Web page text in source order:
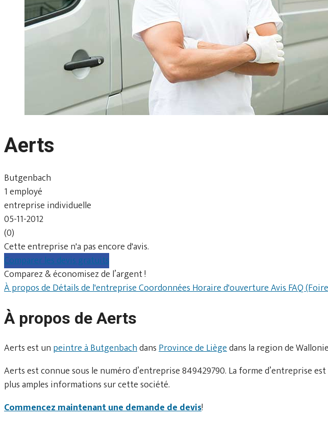
Aerts
Butgenbach
1 employé
entreprise individuelle
05-11-2012
(0)
Cette entreprise n'a pas encore d'avis.
Comparer les devis gratuits
Comparez & économisez de l’argent !
À propos deDétails de l'entrepriseCoordonnéesHoraire d'ouvertureAvisFAQ
À propos de Aerts
Aerts est un peintre à ButgenbachdansProvince de Liègedans la region de
Aerts est connue sous le numéro d’entreprise 849429790. La forme d’entreprise
plus amples informations sur cette société.
Commencez maintenant une demande de devis!